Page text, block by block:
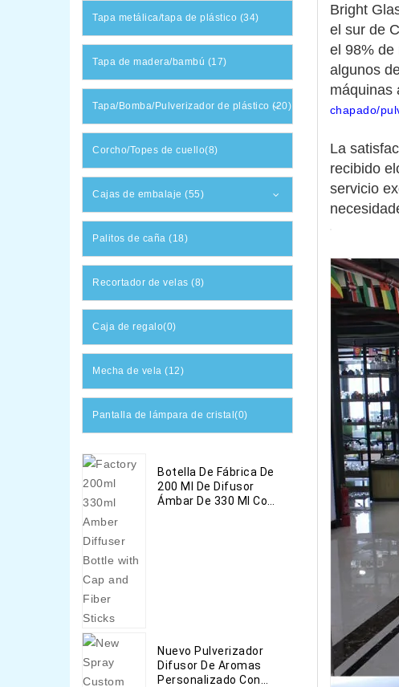
Tapa metálica/tapa de plástico (34)
Tapa de madera/bambú (17)
Tapa/Bomba/Pulverizador de plástico (20)
Corcho/Topes de cuello(8)
Cajas de embalaje (55)
Palitos de caña (18)
Recortador de velas (8)
Caja de regalo(0)
Mecha de vela (12)
Pantalla de lámpara de cristal(0)
Botella De Fábrica De
200 Ml De Difusor
Ámbar De 330 Ml Con
Nuevo Pulverizador
Difusor De Aromas
Personalizado Con
Bright
el sur de
el 98% de
algunos
máquinas
chapado/
La
recibido
servicio